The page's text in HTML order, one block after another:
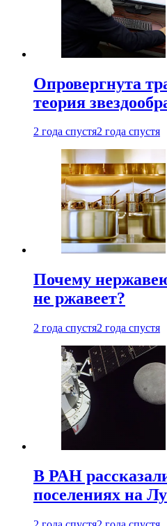
Опровергнута
теория
2 года спустя2 года спустя
Почему
не ржавеет?
2 года спустя2 года спустя
В РАН
поселениях на